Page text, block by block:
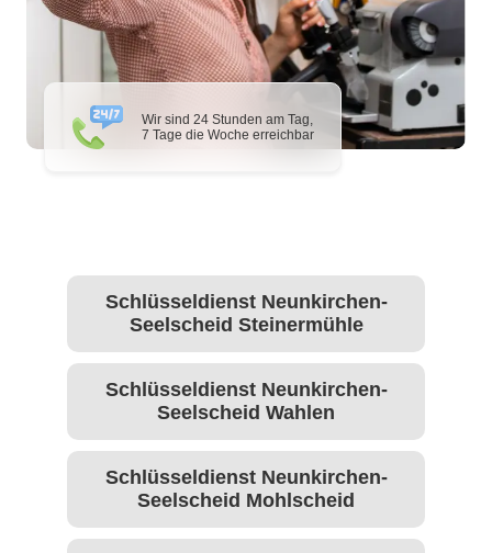
Wir sind 24 Stunden am Tag,
7 Tage die Woche erreichbar
Schlüsseldienst Neunkirchen-
Seelscheid Steinermühle
Schlüsseldienst Neunkirchen-
Seelscheid Wahlen
Schlüsseldienst Neunkirchen-
Seelscheid Mohlscheid